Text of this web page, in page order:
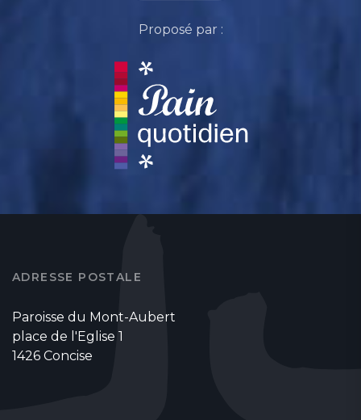
Proposé par :
ADRESSE POSTALE
Paroisse du Mont-Aubert
place de l'Eglise 1
1426 Concise